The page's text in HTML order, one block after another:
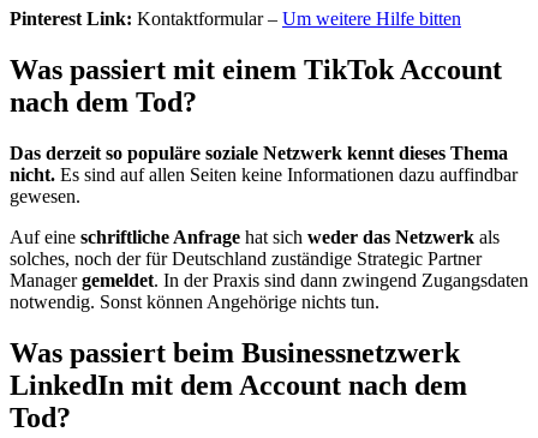
Pinterest Link: Kontaktformular – Um weitere Hilfe bitten
Was passiert mit einem TikTok Account
nach dem Tod?
Das derzeit so populäre soziale Netzwerk kennt dieses Thema
nicht. Es sind auf allen Seiten keine Informationen dazu auffindbar
gewesen.
Auf eine schriftliche Anfrage hat sich weder das Netzwerk als
solches, noch der für Deutschland zuständige Strategic Partner
Managergemeldet. In der Praxis sind dann zwingend Zugangsdaten
notwendig. Sonst können Angehörige nichts tun.
Was passiert beim Businessnetzwerk
LinkedIn mit dem Account nach dem
Tod?